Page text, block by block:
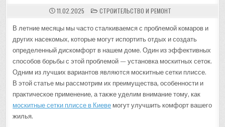
11.02.2025 POSTED
IN
СТРОИТЕЛЬСТВО И РЕМОНТ
В летние месяцы мы часто сталкиваемся с проблемой комаров и
других насекомых, которые могут испортить отдых и создать
определенный дискомфорт в нашем доме. Один из эффективных
способов борьбы с этой проблемой — установка москитных сеток.
Одним из лучших вариантов являются москитные сетки плиссе.
В этой статье мы рассмотрим их преимущества, особенности и
практическое применение, а также уделим внимание тому, как
москитные сетки плиссе в Киеве могут улучшить комфорт вашего
жилья.